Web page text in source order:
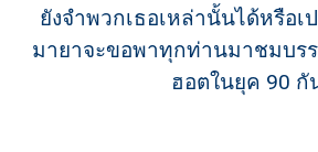
ยังจำพวกเธอเหล่านั้นได้หรือเ
มายาจะขอพาทุกท่านมาชมบร
ฮอตในยุค 90 กั